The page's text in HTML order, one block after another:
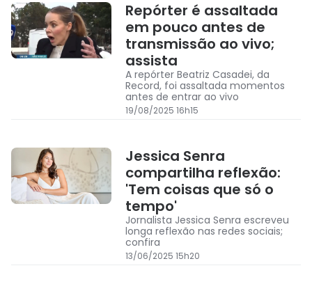
Repórter é assaltada
em pouco antes de
transmissão ao vivo;
assista
A repórter Beatriz Casadei, da
Record, foi assaltada momentos
antes de entrar ao vivo
19/08/2025 16h15
Jessica Senra
compartilha reflexão:
'Tem coisas que só o
tempo'
Jornalista Jessica Senra escreveu
longa reflexão nas redes sociais;
confira
13/06/2025 15h20